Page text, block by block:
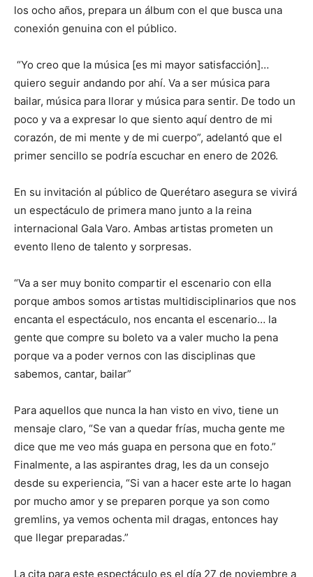
los ocho años, prepara un álbum con el que busca una
conexión genuina con el público.
“Yo creo que la música [es mi mayor satisfacción]…
quiero seguir andando por ahí. Va a ser música para
bailar, música para llorar y música para sentir. De todo un
poco y va a expresar lo que siento aquí dentro de mi
corazón, de mi mente y de mi cuerpo”, adelantó que el
primer sencillo se podría escuchar en enero de 2026.
En su invitación al público de Querétaro asegura se vivirá
un espectáculo de primera mano junto a la reina
internacional Gala Varo. Ambas artistas prometen un
evento lleno de talento y sorpresas.
“Va a ser muy bonito compartir el escenario con ella
porque ambos somos artistas multidisciplinarios que nos
encanta el espectáculo, nos encanta el escenario… la
gente que compre su boleto va a valer mucho la pena
porque va a poder vernos con las disciplinas que
sabemos, cantar, bailar”
Para aquellos que nunca la han visto en vivo, tiene un
mensaje claro, “Se van a quedar frías, mucha gente me
dice que me veo más guapa en persona que en foto.”
Finalmente, a las aspirantes drag, les da un consejo
desde su experiencia, “Si van a hacer este arte lo hagan
por mucho amor y se preparen porque ya son como
gremlins, ya vemos ochenta mil dragas, entonces hay
que llegar preparadas.”
La cita para este espectáculo es el día 27 de noviembre a